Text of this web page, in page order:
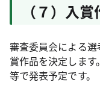
（７）入
審査委員会による
賞作品を決定しま
等で発表予定です。